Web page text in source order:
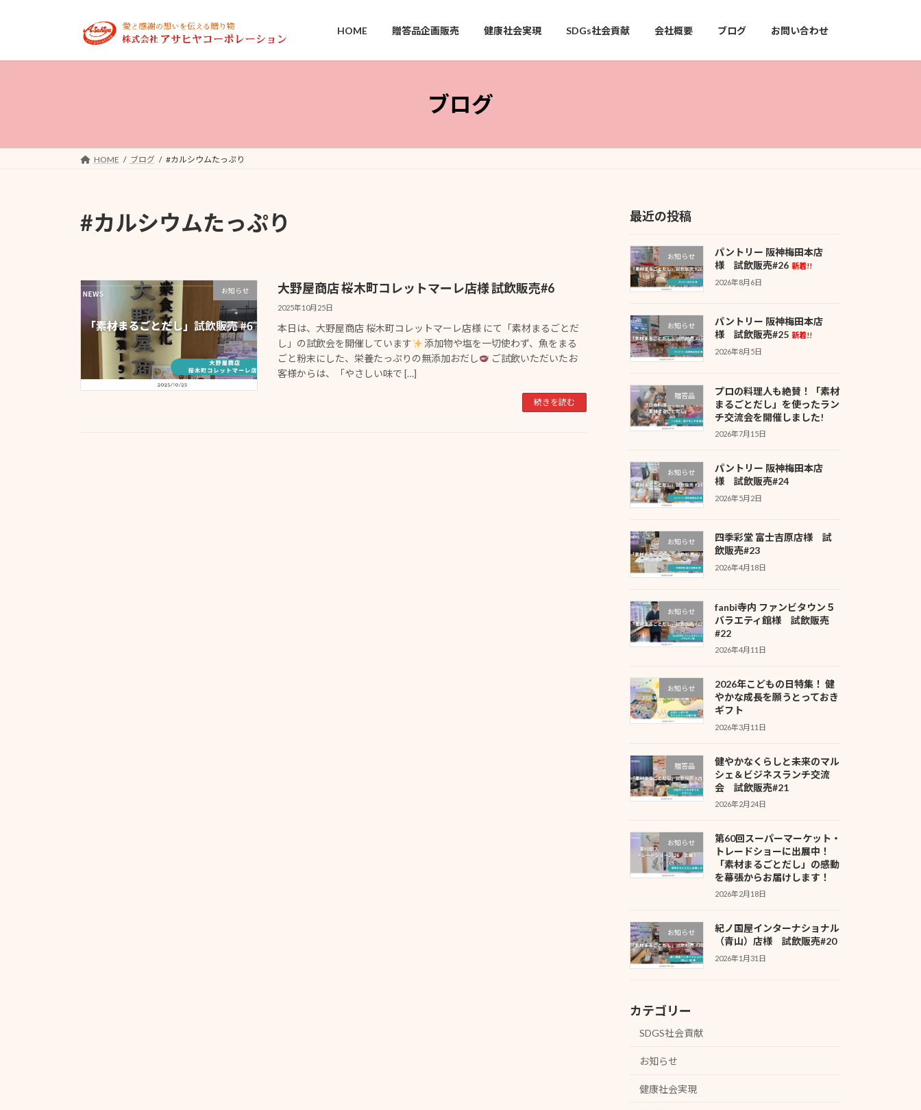
ン
ー
HOME 贈答品企画販売 健康社会実現 SDGs社会貢献 会社概要 ブログ お問い合わせ
ブログ
HOME ブログ #カルシウムたっぷり
#カルシウムたっぷり
お知らせ 大野屋商店 桜木町コレットマーレ店様 試飲販売#6
2025年10月25日
本日は、大野屋商店 桜木町コレットマーレ店様 にて「素材まるごとだ
し」の試飲会を開催しています
添加物や塩を一切使わず、魚をまる
ごと粉末にした、栄養たっぷりの無添加おだし
ご試飲いただいたお
客様からは、「やさしい味で […]
続きを読む
最近の投稿
お知らせ
パントリー 阪神梅田本店
様 試飲販売#26 新着!!
2026年8月6日
お知らせ
パントリー 阪神梅田本店
様 試飲販売#25 新着!!
2026年8月5日
贈答品
プロの料理人も絶賛！「素材
まるごとだし」を使ったラン
チ交流会を開催しました!
2026年7月15日
お知らせ
パントリー 阪神梅田本店
様 試飲販売#24
2026年5月2日
お知らせ
四季彩堂 富士吉原店様 試
飲販売#23
2026年4月18日
お知らせ
fanbi寺内 ファンビタウン５
バラエティ館様 試飲販売
#22
2026年4月11日
お知らせ
2026年こどもの日特集！ 健
やかな成長を願うとっておき
ギフト
2026年3月11日
贈答品
健やかなくらしと未来のマル
シェ＆ビジネスランチ交流
会 試飲販売#21
2026年2月24日
お知らせ
第60回スーパーマーケット・
トレードショーに出展中！
「素材まるごとだし」の感動
を幕張からお届けします！
2026年2月18日
お知らせ
紀ノ国屋インターナショナル
（青山）店様 試飲販売#20
2026年1月31日
カテゴリー
SDGS社会貢献
お知らせ
健康社会実現